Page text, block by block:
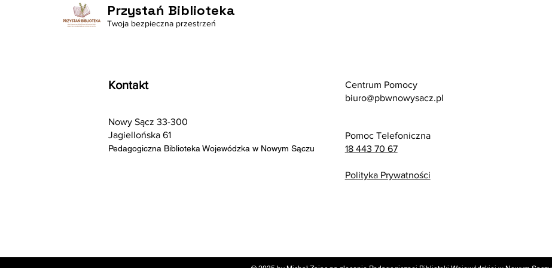
Przystań Biblioteka
Twoja bezpieczna przestrzeń
Kontakt
Nowy Sącz 33-300
Jagiellońska 61
Pedagogiczna Biblioteka Wojewódzka w Nowym Sączu
Centrum Pomocy
biuro@pbwnowysacz.pl
Pomoc Telefoniczna
18 443 70 67
Polityka Prywatności